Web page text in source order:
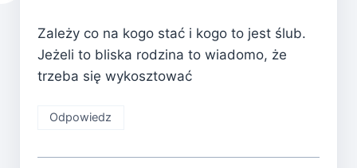
Zależy co na kogo stać i kogo to jest ślub.
Jeżeli to bliska rodzina to wiadomo, że
trzeba się wykosztować
Odpowiedz